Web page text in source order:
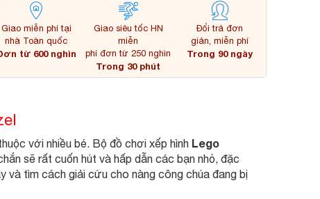
Giao miễn phí tại
nhà Toàn quốc
từ 600 nghìn
Giao siêu tốc HN
miễn
phí đơn từ 250 nghìn
Trong 30 phút
Đổi trả đơn
giản, miễn phí
Trong 90 ngày
với nhiều bé. Bộ đồ chơi xếp hình Lego
sẽ rất cuốn hút và hấp dẫn các bạn nhỏ, đặc
và tìm cách giải cứu cho nàng công chúa đang bị